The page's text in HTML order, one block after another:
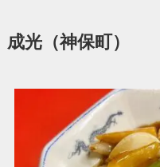
成光（神保町）